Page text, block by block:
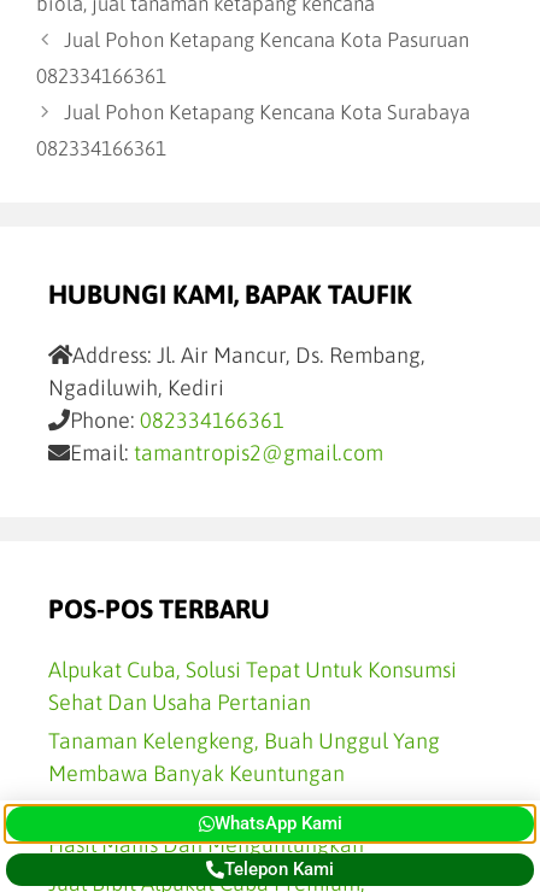
Jual Pohon Ketapang Kencana Kota Pasuruan
082334166361
Jual Pohon Ketapang Kencana Kota Surabaya
082334166361
HUBUNGI KAMI, BAPAK TAUFIK
Address: Jl. Air Mancur, Ds. Rembang,
Ngadiluwih, Kediri
Phone: 082334166361
Email: tamantropis2@gmail.com
POS-POS TERBARU
Alpukat Cuba, Solusi Tepat Untuk Konsumsi
Sehat Dan Usaha Pertanian
Tanaman Kelengkeng, Buah Unggul Yang
Membawa Banyak Keuntungan
Jual Bibit Kelengkeng Unggul Siap Tanam,
Hasil Manis Dan Menguntungkan
Jual Bibit Alpukat Cuba Premium,
WhatsApp Kami
Telepon Kami